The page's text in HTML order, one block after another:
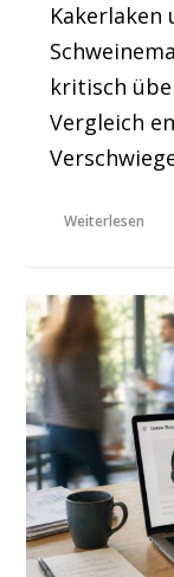
kritisch
Vergleich
Weiterlesen